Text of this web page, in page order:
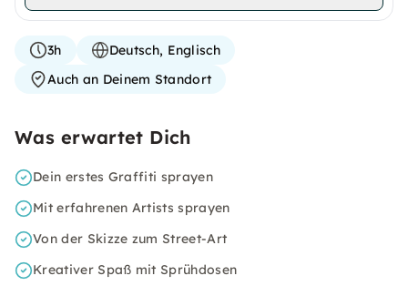
3h
Deutsch, Englisch
Auch an Deinem Standort
Was erwartet Dich
Dein erstes Graffiti sprayen
Mit erfahrenen Artists sprayen
Von der Skizze zum Street-Art
Kreativer Spaß mit Sprühdosen